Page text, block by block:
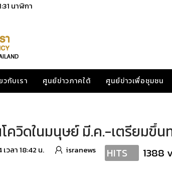
นาฬิกา
วกับเรา ศูนย์ข่าวภาคใต้ ศูนย์ข่าวเพื่อชุมชน
ควิดในมนุษย์ มี.ค.-เตรียมขึ้น
วลา 18:42 น. isranews HITS 1388